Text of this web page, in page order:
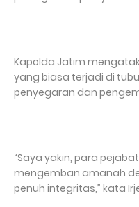
Kapolda Jatim
yang biasa terjadi di
penyegaran dan
“Saya yakin, para
mengemban amanah
penuh integritas,” kata